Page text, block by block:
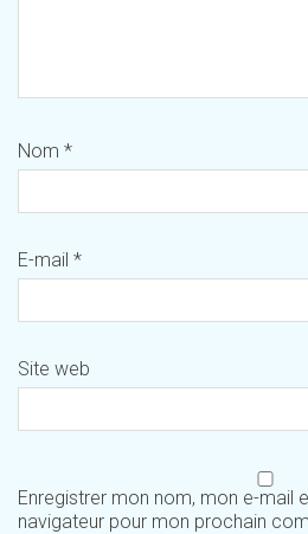
Nom *
E-mail *
Site web
Enregistrer mon nom, mon e-mail
navigateur pour mon prochain